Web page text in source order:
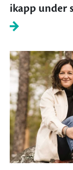
ikapp under